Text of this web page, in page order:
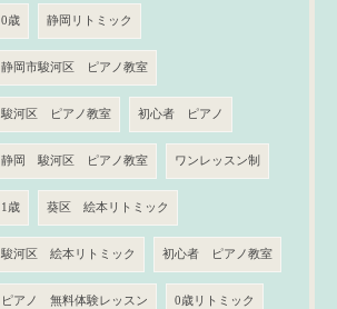
0歳 静岡リトミック
静岡市駿河区 ピアノ教室
駿河区 ピアノ教室 初心者 ピアノ
静岡 駿河区 ピアノ教室 ワンレッスン制
1歳 葵区 絵本リトミック
駿河区 絵本リトミック 初心者 ピアノ教室
ピアノ 無料体験レッスン 0歳リトミック